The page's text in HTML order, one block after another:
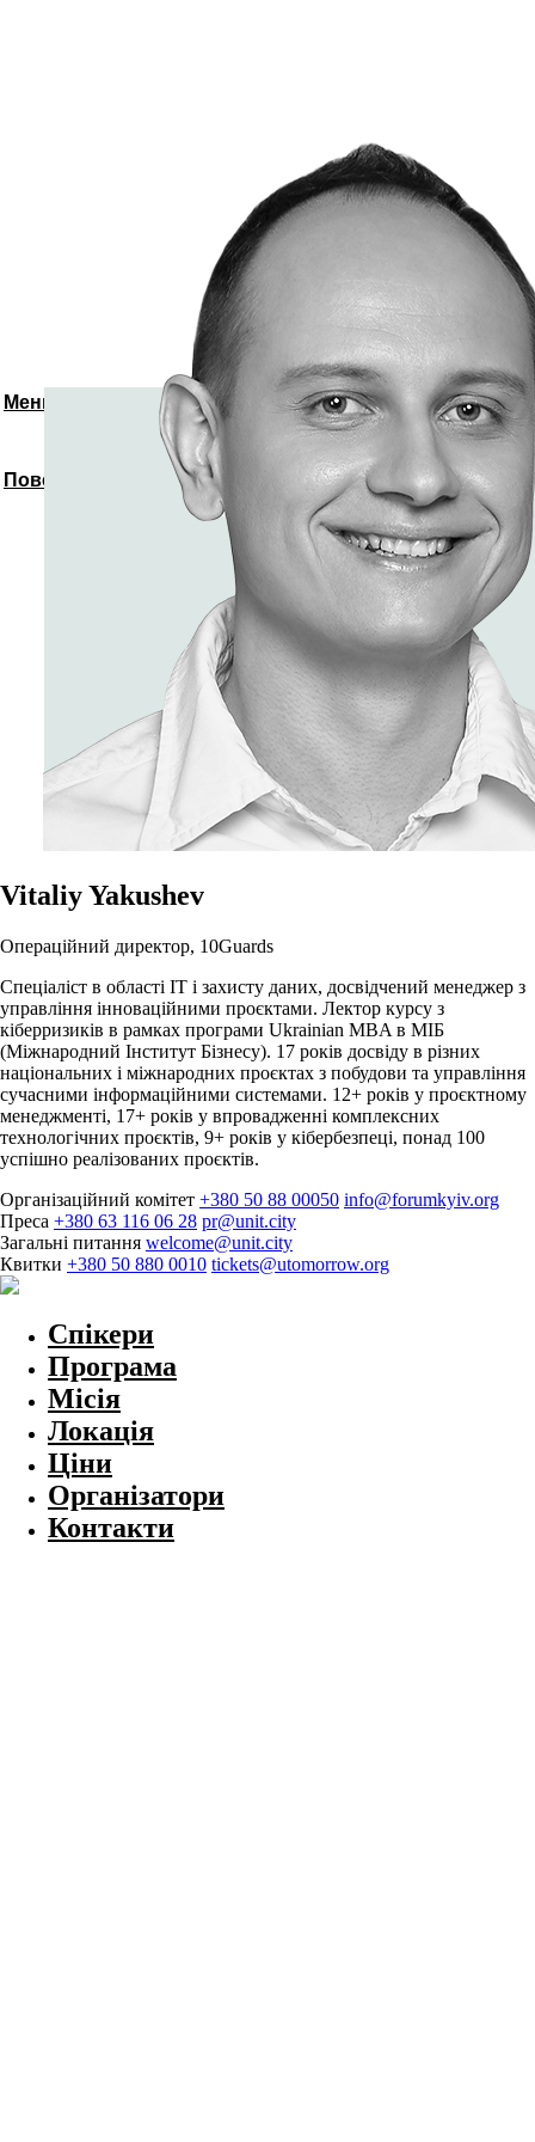
Меню
Повернутись до спікерів
Vitaliy Yakushev
Операційний директор, 10Guards
Спеціаліст в області ІТ і захисту даних, досвідчений менеджер з
управління інноваційними проєктами. Лектор курсу з
кіберризиків в рамках програми Ukrainian MBA в МІБ
(Міжнародний Інститут Бізнесу). 17 років досвіду в різних
національних і міжнародних проєктах з побудови та управління
сучасними інформаційними системами. 12+ років у проєктному
менеджменті, 17+ років у впровадженні комплексних
технологічних проєктів, 9+ років у кібербезпеці, понад 100
успішно реалізованих проєктів.
Організаційний комітет +380 50 88 00050 info@forumkyiv.org
Преса +380 63 116 06 28 pr@unit.city
Загальні питання welcome@unit.city
Квитки +380 50 880 0010 tickets@utomorrow.org
Спікери
Програма
Місія
Локація
Ціни
Організатори
Контакти